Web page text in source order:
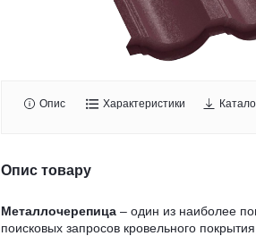
Опис Характеристики
Опис товару
Металлочерепица – один из наиболее
поисковых запросов кровельного